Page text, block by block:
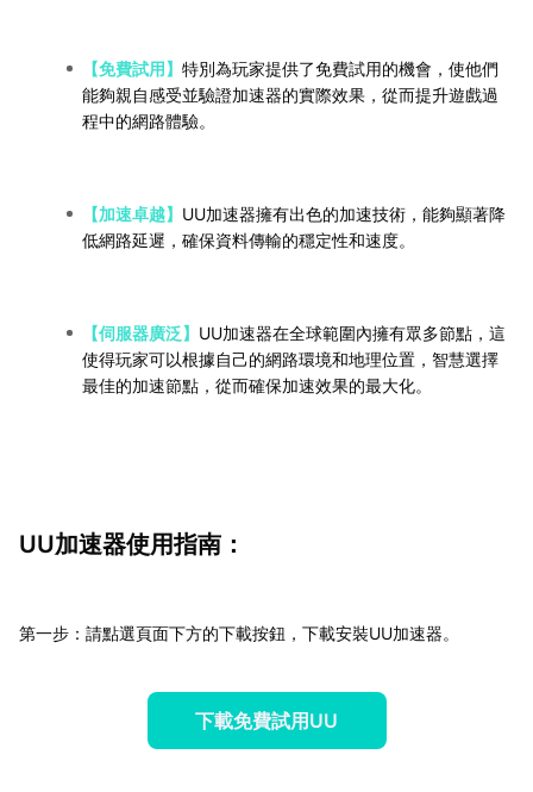
【免費試用】 特別為玩家提供了免費試用的機會，使他們
能夠親自感受並驗證加速器的實際效果，從而提升遊戲過
程中的網路體驗。
【加速卓越】 UU加速器擁有出色的加速技術，能夠顯著降
低網路延遲，確保資料傳輸的穩定性和速度。
【伺服器廣泛】 UU加速器在全球範圍內擁有眾多節點，這
使得玩家可以根據自己的網路環境和地理位置，智慧選擇
最佳的加速節點，從而確保加速效果的最大化。
UU加速器使用指南：
第一步：請點選頁面下方的下載按鈕，下載安裝UU加速器。
下載免費試用UU